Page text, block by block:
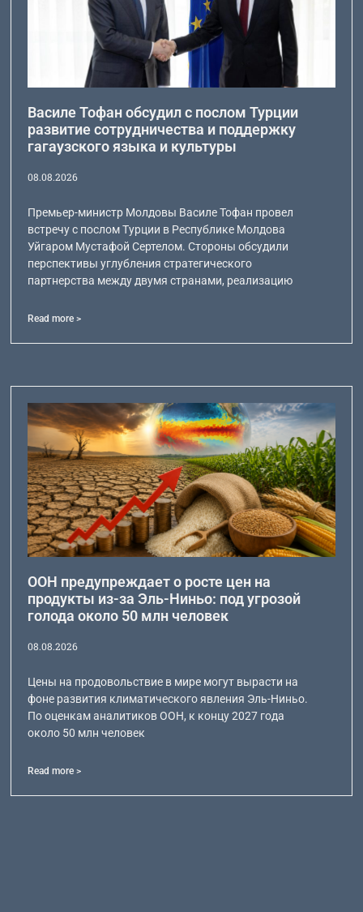
Василе Тофан обсудил с послом Турции
развитие сотрудничества и поддержку
гагаузского языка и культуры
08.08.2026
Премьер-министр Молдовы Василе Тофан провел
встречу с послом Турции в Республике Молдова
Уйгаром Мустафой Сертелом. Стороны обсудили
перспективы углубления стратегического
партнерства между двумя странами, реализацию
Read more >
ООН предупреждает о росте цен на
продукты из-за Эль-Ниньо: под угрозой
голода около 50 млн человек
08.08.2026
Цены на продовольствие в мире могут вырасти на
фоне развития климатического явления Эль-Ниньо.
По оценкам аналитиков ООН, к концу 2027 года
около 50 млн человек
Read more >